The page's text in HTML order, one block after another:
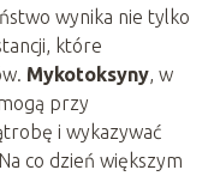
wynika nie tylko
które
Mykotoksyny, w
przy
i wykazywać
co dzień większym